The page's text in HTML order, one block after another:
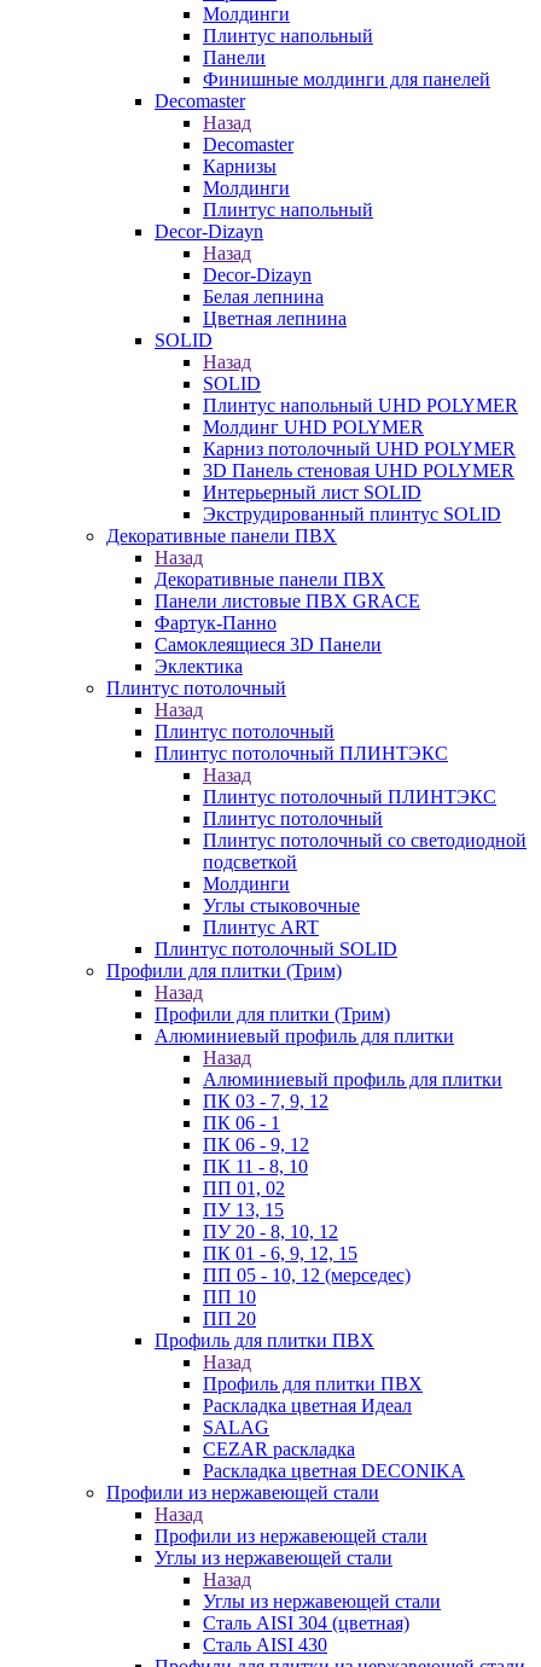
Молдинги
Плинтус напольный
Панели
Финишные молдинги для панелей
Decomaster
Назад
Decomaster
Карнизы
Молдинги
Плинтус напольный
Decor-Dizayn
Назад
Decor-Dizayn
Белая лепнина
Цветная лепнина
SOLID
Назад
SOLID
Плинтус напольный UHD POLYMER
Молдинг UHD POLYMER
Карниз потолочный UHD POLYMER
3D Панель стеновая UHD POLYMER
Интерьерный лист SOLID
Экструдированный плинтус SOLID
Декоративные панели ПВХ
Назад
Декоративные панели ПВХ
Панели листовые ПВХ GRACE
Фартук-Панно
Самоклеящиеся 3D Панели
Эклектика
Плинтус потолочный
Назад
Плинтус потолочный
Плинтус потолочный ПЛИНТЭКС
Назад
Плинтус потолочный ПЛИНТЭКС
Плинтус потолочный
Плинтус потолочный со светодиодной
подсветкой
Молдинги
Углы стыковочные
Плинтус ART
Плинтус потолочный SOLID
Профили для плитки (Трим)
Назад
Профили для плитки (Трим)
Алюминиевый профиль для плитки
Назад
Алюминиевый профиль для плитки
ПК 03 - 7, 9, 12
ПК 06 - 1
ПК 06 - 9, 12
ПК 11 - 8, 10
ПП 01, 02
ПУ 13, 15
ПУ 20 - 8, 10, 12
ПК 01 - 6, 9, 12, 15
ПП 05 - 10, 12 (мерседес)
ПП 10
ПП 20
Профиль для плитки ПВХ
Назад
Профиль для плитки ПВХ
Раскладка цветная Идеал
SALAG
CEZAR раскладка
Раскладка цветная DECONIKA
Профили из нержавеющей стали
Назад
Профили из нержавеющей стали
Углы из нержавеющей стали
Назад
Углы из нержавеющей стали
Сталь AISI 304 (цветная)
Сталь AISI 430